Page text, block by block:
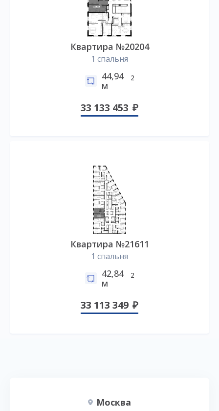
Квартира №20204
1 спальня
44,94
м
2
33 133 453
Квартира №21611
1 спальня
42,84
м
2
33 113 349
Москва